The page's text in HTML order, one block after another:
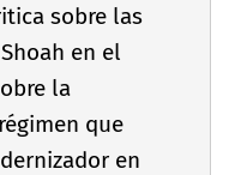
sobre las
en el
la
que
en